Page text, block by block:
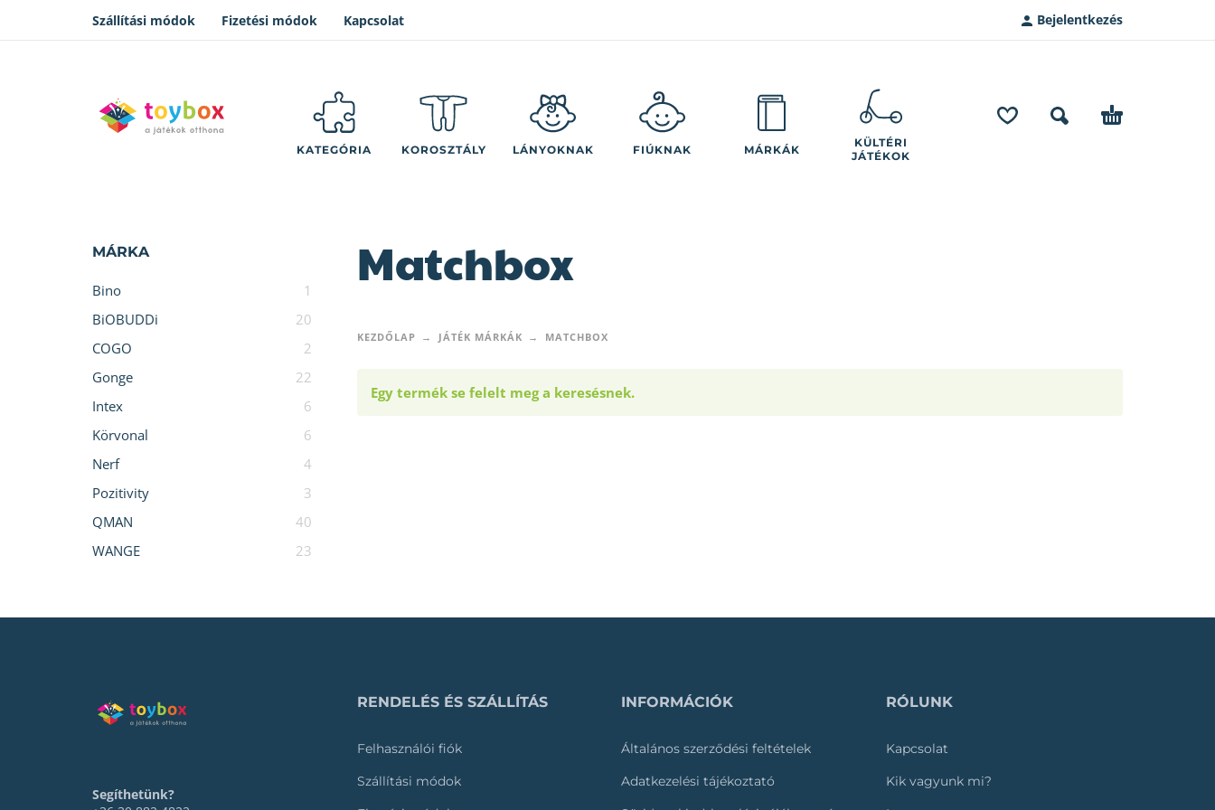
Szállítási módok Fizetési módok Kapcsolat Bejelentkezés
KATEGÓRIA KOROSZTÁLY LÁNYOKNAK FIÚKNAK MÁRKÁK
KÜLTÉRI
JÁTÉKOK
MÁRKA
Bino
1
BiOBUDDi
20
COGO
2
Gonge
22
Intex
6
Körvonal
6
Nerf
4
Pozitivity
3
QMAN
40
WANGE
23
Matchbox
KEZDŐLAP JÁTÉK MÁRKÁK MATCHBOX
Egy termék se felelt meg a keresésnek.
Segíthetünk?
RENDELÉS ÉS SZÁLLÍTÁS
Felhasználói fiók
Szállítási módok
INFORMÁCIÓK
Általános szerződési feltételek
Adatkezelési tájékoztató
RÓLUNK
Kapcsolat
Kik vagyunk mi?